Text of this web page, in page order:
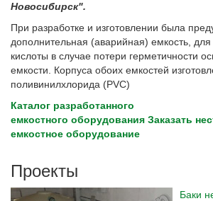
Новосибирск".
При разработке и изготовлении была
дополнительная (аварийная) емкость, для
кислоты в случае потери герметичности
емкости. Корпуса обоих емкостей
поливинилхлорида (PVC)
Каталог разработанного
емкостного оборудования Заказать
емкостное оборудование
Проекты
Баки